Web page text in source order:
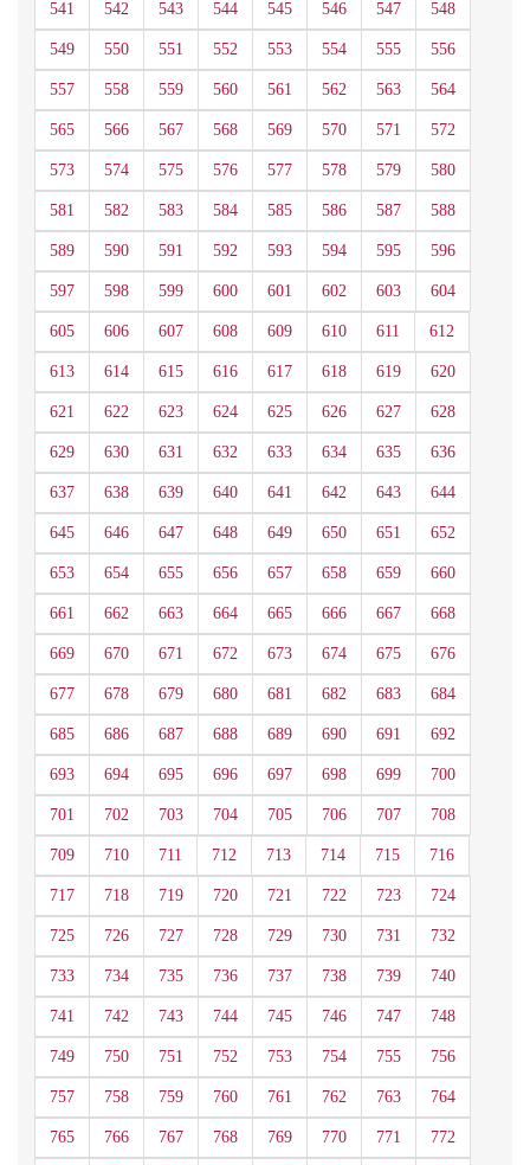
541 542 543 544 545 546 547 548
549 550 551 552 553 554 555 556
557 558 559 560 561 562 563 564
565 566 567 568 569 570 571 572
573 574 575 576 577 578 579 580
581 582 583 584 585 586 587 588
589 590 591 592 593 594 595 596
597 598 599 600 601 602 603 604
605 606 607 608 609 610 611 612
613 614 615 616 617 618 619 620
621 622 623 624 625 626 627 628
629 630 631 632 633 634 635 636
637 638 639 640 641 642 643 644
645 646 647 648 649 650 651 652
653 654 655 656 657 658 659 660
661 662 663 664 665 666 667 668
669 670 671 672 673 674 675 676
677 678 679 680 681 682 683 684
685 686 687 688 689 690 691 692
693 694 695 696 697 698 699 700
701 702 703 704 705 706 707 708
709 710 711 712 713 714 715 716
717 718 719 720 721 722 723 724
725 726 727 728 729 730 731 732
733 734 735 736 737 738 739 740
741 742 743 744 745 746 747 748
749 750 751 752 753 754 755 756
757 758 759 760 761 762 763 764
765 766 767 768 769 770 771 772